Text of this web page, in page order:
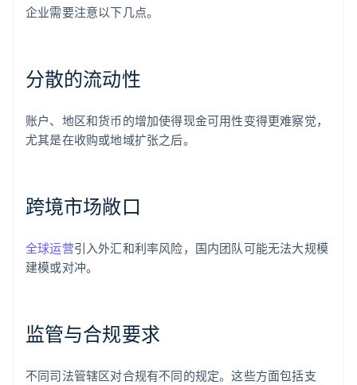
企业需要注意以下几点。
分散的流动性
账户、地区和货币的增加使得现金可用性变得更难察觉，
尤其是在收购或地域扩张之后。
跨境市场敞口
全球运营引入外汇和利率风险，国内团队可能无法大规模
建模或对冲。
监管与合规要求
不同司法管辖区对合规有不同的规定。这些方面包括支